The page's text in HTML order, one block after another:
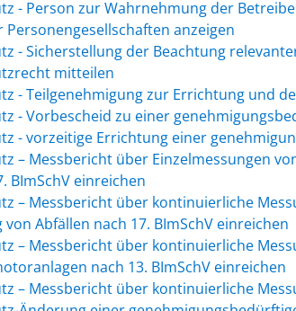
- Person zur Wahrnehmung der
Personengesellschaften anzeigen
- Sicherstellung der Beachtung
mitteilen
- Teilgenehmigung zur Errichtung und
- Vorbescheid zu einer
- vorzeitige Errichtung einer
– Messbericht über Einzelmessungen
BImSchV einreichen
– Messbericht über kontinuierliche
Abfällen nach 17. BImSchV einreichen
– Messbericht über kontinuierliche
nach 13. BImSchV einreichen
– Messbericht über kontinuierliche